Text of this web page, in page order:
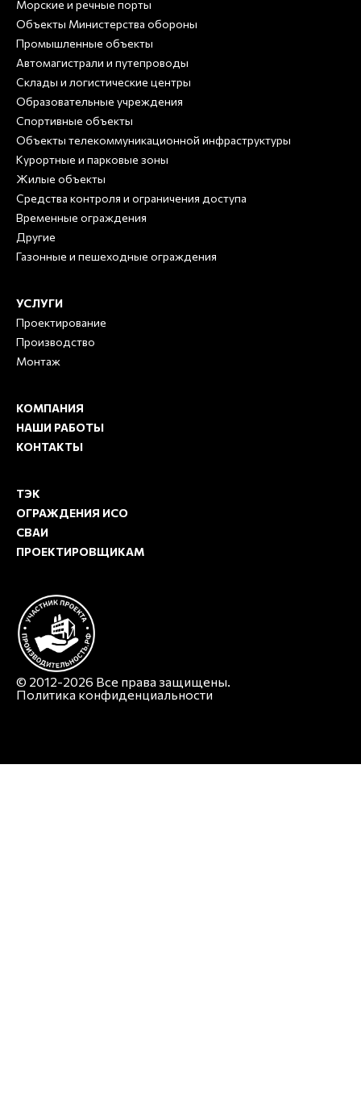
Морские и речные порты
Объекты Министерства обороны
Промышленные объекты
Автомагистрали и путепроводы
Склады и логистические центры
Образовательные учреждения
Спортивные объекты
Объекты телекоммуникационной инфраструктуры
Курортные и парковые зоны
Жилые объекты
Средства контроля и ограничения доступа
Временные ограждения
Другие
Газонные и пешеходные ограждения
УСЛУГИ
Проектирование
Производство
Монтаж
КОМПАНИЯ
НАШИ РАБОТЫ
КОНТАКТЫ
ТЭК
ОГРАЖДЕНИЯ ИСО
СВАИ
ПРОЕКТИРОВЩИКАМ
© 2012-2026 Все права защищены.
Политика конфиденциальности